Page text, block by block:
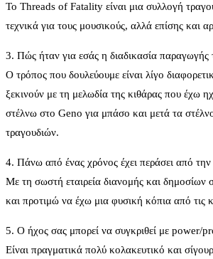
Το Threads of Fatality είναι μια συλλογή
τεχνικά για τους μουσικούς, αλλά επίσης
3. Πώς ήταν για εσάς η διαδικασία
Ο τρόπος που δουλεύουμε είναι λίγο
ξεκινούν με τη μελωδία της κιθάρας που έχω
στέλνω στο Geno για μπάσο και μετά τα
τραγουδιών.
4. Πάνω από ένας χρόνος έχει περάσει από
Με τη σωστή εταιρεία διανομής και δημοσίων
και προτιμώ να έχω μια φυσική κόπια από
5. Ο ήχος σας μπορεί να συγκριθεί με power/
Είναι πραγματικά πολύ κολακευτικό και